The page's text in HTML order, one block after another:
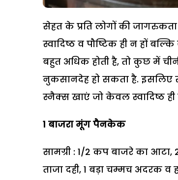
सेहत के प्रति लोगों की
स्वादिष्ठ व पौष्टिक ही न हों
बहुत अधिक होती है, तो कुछ में
नुकसानदेह हो सकता है. इसलिए
स्नैक्स खाएं जो केवल स्वादिष्ठ ही
1 बाजरा मूंग पैनकेक
सामग्री : 1/2 कप बाजरे का
ताजा दही, 1 बड़ा चम्मच अदरक व